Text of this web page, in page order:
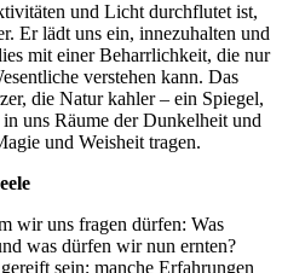
und Licht durchflutet ist,
Er lädt uns ein, innezuhalten und
mit einer Beharrlichkeit, die nur
verstehen kann. Das
die Natur kahler – ein Spiegel,
uns Räume der Dunkelheit und
und Weisheit tragen.
wir uns fragen dürfen: Was
was dürfen wir nun ernten?
sein; manche Erfahrungen